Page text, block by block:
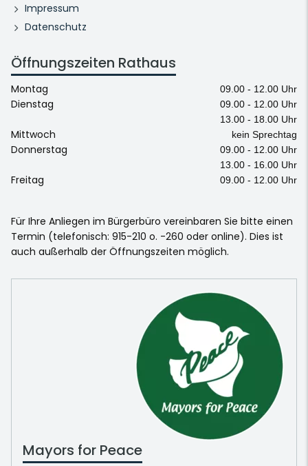
Impressum
Datenschutz
Öffnungszeiten Rathaus
Montag 09.00 - 12.00 Uhr
Dienstag
09.00 - 12.00 Uhr
13.00 - 18.00 Uhr
Mittwoch kein Sprechtag
Donnerstag
09.00 - 12.00 Uhr
13.00 - 16.00 Uhr
Freitag 09.00 - 12.00 Uhr
Für Ihre Anliegen im Bürgerbüro vereinbaren Sie bitte einen
Termin (telefonisch: 915-210 o. -260 oder online). Dies ist
auch außerhalb der Öffnungszeiten möglich.
Mayors for Peace